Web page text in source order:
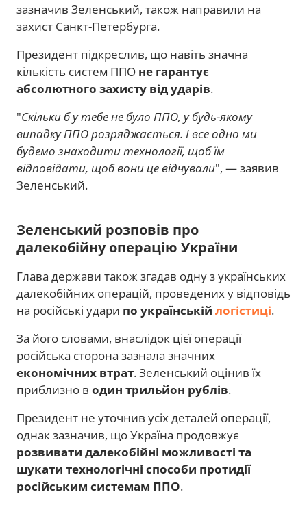
зазначив Зеленський, також направили на
захист Санкт-Петербурга.
Президент підкреслив, що навіть значна
кількість систем ППО не гарантує
абсолютного захисту від ударів.
"Скільки б у тебе не було ППО, у будь-якому
випадку ППО розряджається. І все одно ми
будемо знаходити технології, щоб їм
відповідати, щоб вони це відчували", — заявив
Зеленський.
Зеленський розповів про
далекобійну операцію України
Глава держави також згадав одну з українських
далекобійних операцій, проведених у відповідь
на російські удари по українській логістиці.
За його словами, внаслідок цієї операції
російська сторона зазнала значних
економічних втрат. Зеленський оцінив їх
приблизно в один трильйон рублів.
Президент не уточнив усіх деталей операції,
однак зазначив, що Україна продовжує
розвивати далекобійні можливості та
шукати технологічні способи протидії
російським системам ППО.